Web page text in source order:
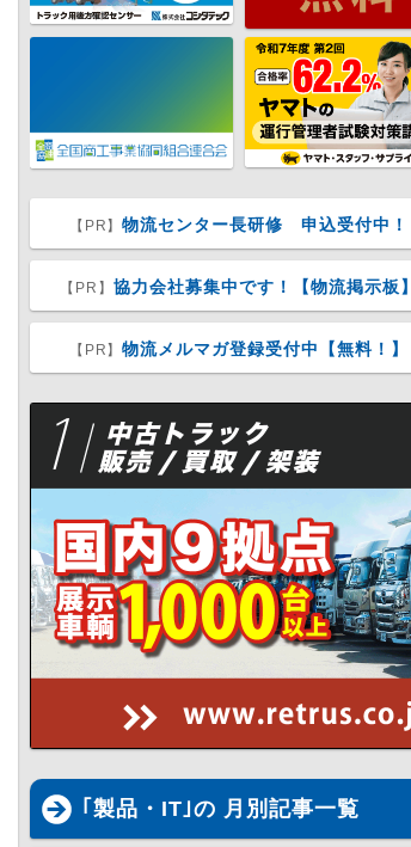
【PR】物流センター長研修 申込受付中！
【PR】 協力会社募集中です！【物流掲示板】
【PR】物流メルマガ登録受付中【無料！】
｢製品・IT｣の 月別記事一覧